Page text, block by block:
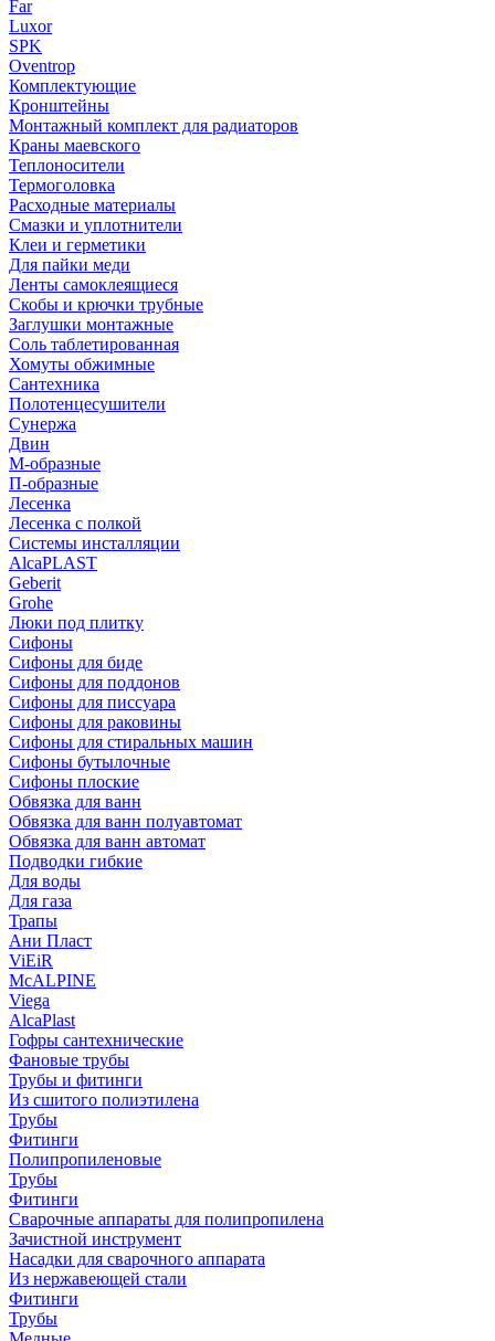
Far
Luxor
SPK
Oventrop
Комплектующие
Кронштейны
Монтажный комплект для радиаторов
Краны маевского
Теплоносители
Термоголовка
Расходные материалы
Смазки и уплотнители
Клеи и герметики
Для пайки меди
Ленты самоклеящиеся
Скобы и крючки трубные
Заглушки монтажные
Соль таблетированная
Хомуты обжимные
Сантехника
Полотенцесушители
Сунержа
Двин
М-образные
П-образные
Лесенка
Лесенка с полкой
Системы инсталляции
AlcaPLAST
Geberit
Grohe
Люки под плитку
Сифоны
Сифoны для биде
Сифoны для поддонов
Сифoны для писсуара
Сифоны для раковины
Сифоны для стиральных машин
Сифоны бутылочные
Сифоны плоские
Обвязка для ванн
Обвязка для ванн полуавтомат
Обвязка для ванн автомат
Подводки гибкие
Для воды
Для газа
Трапы
Ани Пласт
ViEiR
McALPINE
Viega
AlcaPlast
Гофры сантехнические
Фановые трубы
Трубы и фитинги
Из сшитого полиэтилена
Трубы
Фитинги
Полипропиленовые
Трубы
Фитинги
Сварочные аппараты для полипропилена
Зачистной инструмент
Насадки для сварочного аппарата
Из нержавеющей стали
Фитинги
Трубы